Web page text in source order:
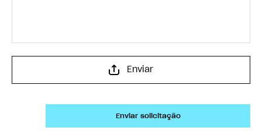
Enviar
Enviar solicitação